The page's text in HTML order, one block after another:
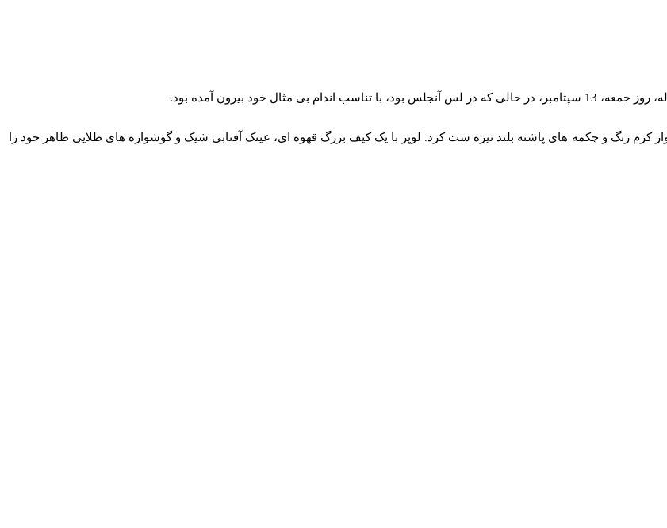
کرم رنگ و چکمه های پاشنه بلند تیره ست کرد. لوپز با یک کیف بزرگ قهوه ای، عینک آفتابی شیک و گوشواره های طلایی ظاهر خود را